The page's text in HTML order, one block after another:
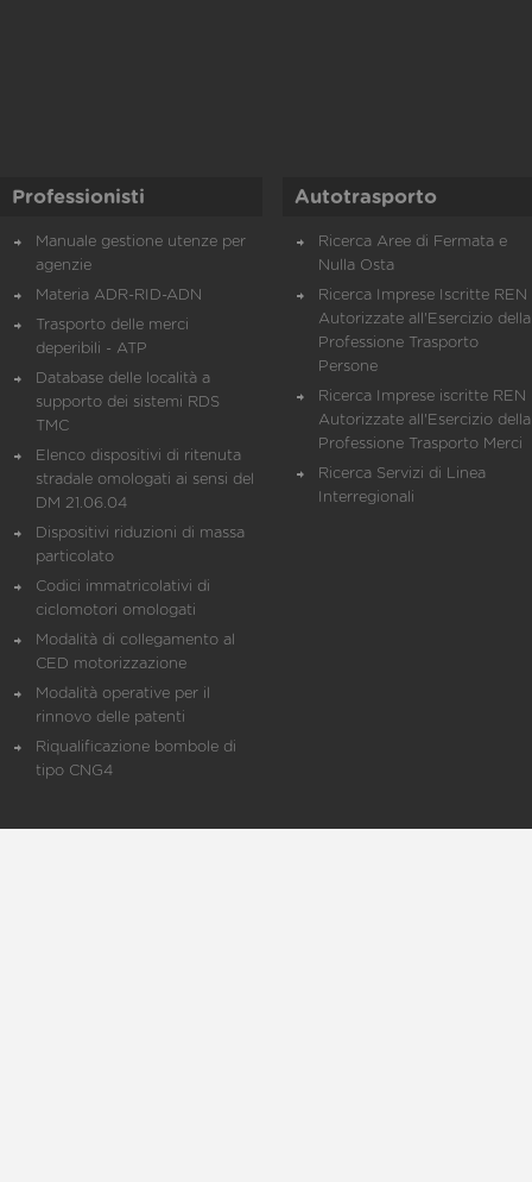
Professionisti
Manuale gestione utenze per
agenzie
Materia ADR-RID-ADN
Trasporto delle merci
deperibili - ATP
Database delle località a
supporto dei sistemi RDS
TMC
Elenco dispositivi di ritenuta
stradale omologati ai sensi del
DM 21.06.04
Dispositivi riduzioni di massa
particolato
Codici immatricolativi di
ciclomotori omologati
Modalità di collegamento al
CED motorizzazione
Modalità operative per il
rinnovo delle patenti
Riqualificazione bombole di
tipo CNG4
Autotrasporto
Ricerca Aree di Fermata e
Nulla Osta
Ricerca Imprese Iscritte REN
Autorizzate all'Esercizio della
Professione Trasporto
Persone
Ricerca Imprese iscritte REN
Autorizzate all'Esercizio della
Professione Trasporto Merci
Ricerca Servizi di Linea
Interregionali